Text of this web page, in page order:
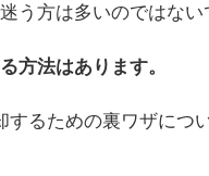
う方は多いのではない
方法はあります。
るための裏ワザにつ